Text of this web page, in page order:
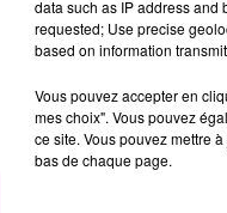
data such as IP address and
requested; Use precise
based on information
Vous pouvez accepter en
mes choix". Vous pouvez
ce site. Vous pouvez mettre
bas de chaque page.